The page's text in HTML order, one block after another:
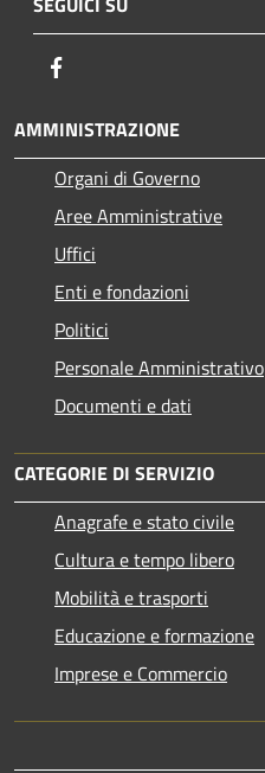
AMMINISTRAZIONE
Organi di Governo
Aree Amministrative
Uffici
Enti e fondazioni
Politici
Personale Amministrativo
Documenti e dati
CATEGORIE DI SERVIZIO
Anagrafe e stato civile
Cultura e tempo libero
Mobilità e trasporti
Educazione e formazione
Imprese e Commercio